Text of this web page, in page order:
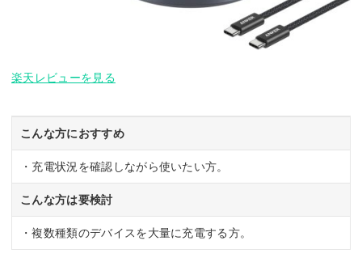
楽天レビューを見る
こんな方におすすめ
・充電状況を確認しながら使いたい方。
こんな方は要検討
・複数種類のデバイスを大量に充電する方。